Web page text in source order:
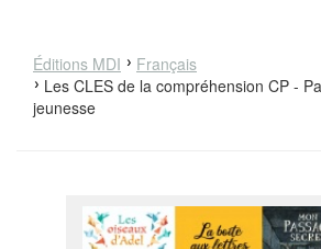
Éditions MDI
Français
Les CLES de la compréhension CP -
jeunesse